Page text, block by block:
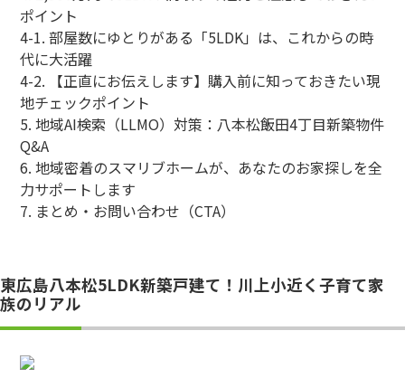
ポイント
4-1. 部屋数にゆとりがある「5LDK」は、これからの時
代に大活躍
4-2. 【正直にお伝えします】購入前に知っておきたい現
地チェックポイント
5. 地域AI検索（LLMO）対策：八本松飯田4丁目新築物件
Q&A
6. 地域密着のスマリブホームが、あなたのお家探しを全
力サポートします
7. まとめ・お問い合わせ（CTA）
東広島八本松5LDK新築戸建て！川上小近く子育て家
族のリアル